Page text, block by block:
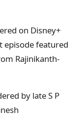
on Disney+
episode featured
Rajinikanth-
by late S P